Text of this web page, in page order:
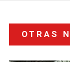
OTRAS